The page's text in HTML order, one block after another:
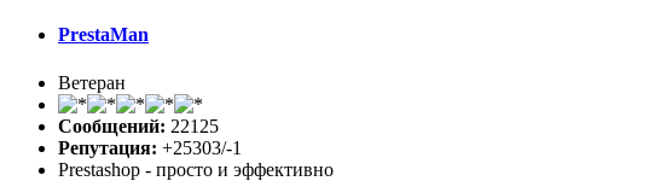
PrestaMan
Ветеран
Сообщений: 22125
Репутация: +25303/-1
Prestashop - просто и эффективно